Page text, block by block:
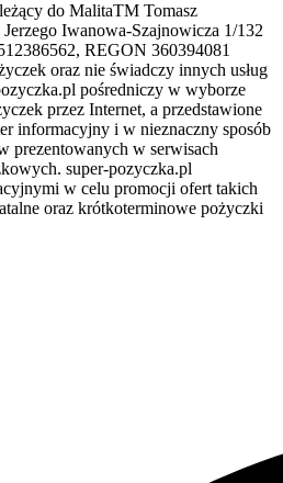
do MalitaTM Tomasz
Iwanowa-Szajnowicza 1/132
REGON 360394081
oraz nie świadczy innych usług
pośredniczy w wyborze
przez Internet, a przedstawione
informacyjny i w nieznaczny sposób
prezentowanych w serwisach
super-pozyczka.pl
w celu promocji ofert takich
oraz krótkoterminowe pożyczki